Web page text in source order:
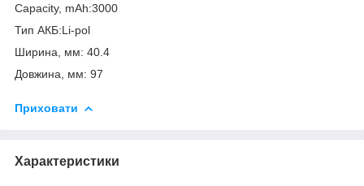
Capacity, mAh:3000
Тип АКБ:Li-pol
Ширина, мм: 40.4
Довжина, мм: 97
Приховати
Характеристики